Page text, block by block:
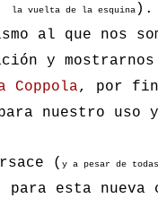
la vuelta de la esquina ).
al que nos
y
, por
nuestro uso
( y a pesar de
para esta nueva